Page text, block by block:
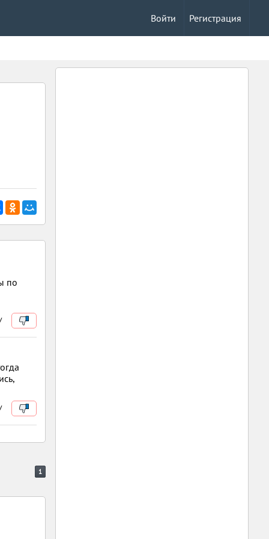
Регистрация
Войти
по
1